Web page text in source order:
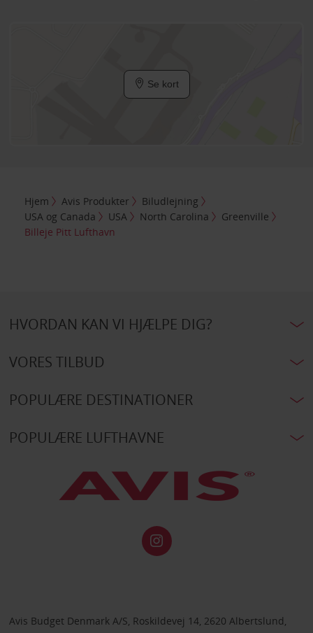
Se kort
Hjem Avis Produkter
Biludlejning
USA og Canada
USA North Carolina
Greenville
Billeje Pitt Lufthavn
HVORDAN KAN VI HJÆLPE DIG?
VORES TILBUD
POPULÆRE DESTINATIONER
POPULÆRE LUFTHAVNE
Avis Budget Denmark A/S, Roskildevej 14, 2620 Albertslund,